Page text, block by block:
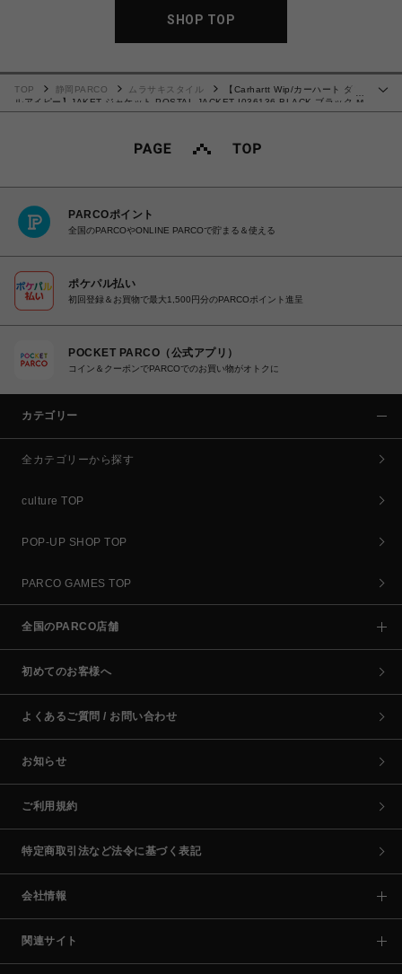
SHOP TOP
…
TOP 静岡PARCO ムラサキスタイル
【Carhartt Wip/カーハート ダブ
ルアイピー】JAKET ジャケット POSTAL JACKET I036136 BLACK ブラック M
サイズ【送料無料：北海道/沖縄/離島を除く】
PARCOポイント
全国のPARCOやONLINE PARCOで貯まる＆使える
ポケパル払い
初回登録＆お買物で最大1,500円分のPARCOポイント進呈
POCKET PARCO（公式アプリ）
コイン＆クーポンでPARCOでのお買い物がオトクに
カテゴリー
全カテゴリーから探す
culture TOP
POP-UP SHOP TOP
PARCO GAMES TOP
全国のPARCO店舗
初めてのお客様へ
よくあるご質問 / お問い合わせ
お知らせ
ご利用規約
特定商取引法など法令に基づく表記
会社情報
関連サイト